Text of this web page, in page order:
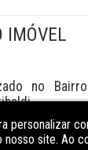
IMÓVEL
no
fácil
sala e
personalizar
nosso site. Ao